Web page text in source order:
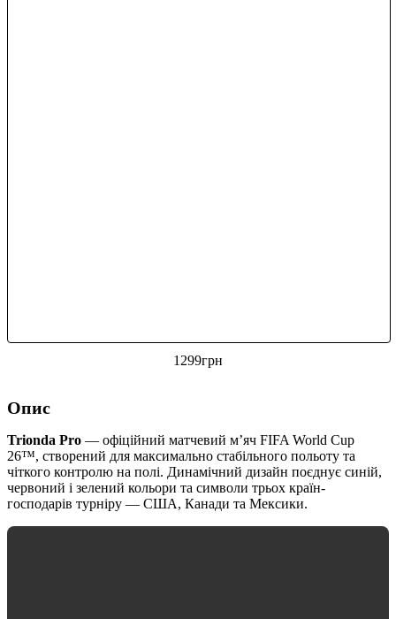
1299грн
Опис
Trionda Pro — офіційний матчевий м’яч FIFA World Cup
26™, створений для максимально стабільного польоту та
чіткого контролю на полі. Динамічний дизайн поєднує синій,
червоний і зелений кольори та символи трьох країн-
господарів турніру — США, Канади та Мексики.